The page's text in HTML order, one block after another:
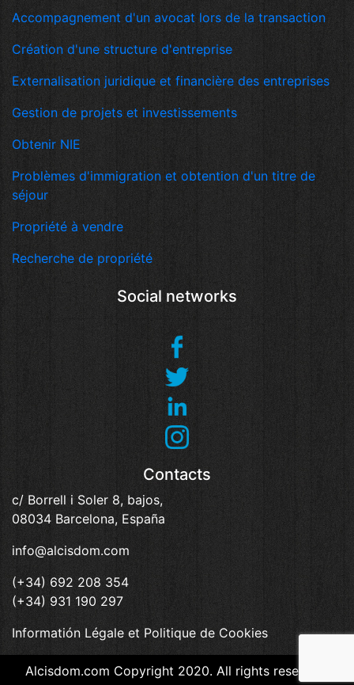
Accompagnement d'un avocat lors de la transaction
Création d'une structure d'entreprise
Externalisation juridique et financière des entreprises
Gestion de projets et investissements
Obtenir NIE
Problèmes d'immigration et obtention d'un titre de
séjour
Propriété à vendre
Recherche de propriété
Social networks
Contacts
c/ Borrell i Soler 8, bajos,
08034 Barcelona, España
info@alcisdom.com
(+34) 692 208 354
(+34) 931 190 297
Informatión Légale et Politique de Cookies
Alcisdom.com Copyright 2020. All rights reserved.